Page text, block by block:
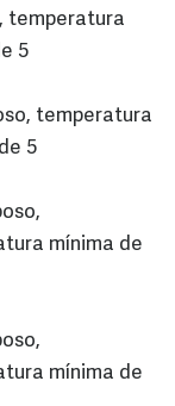
temperatura
5
temperatura
5
mínima de
mínima de